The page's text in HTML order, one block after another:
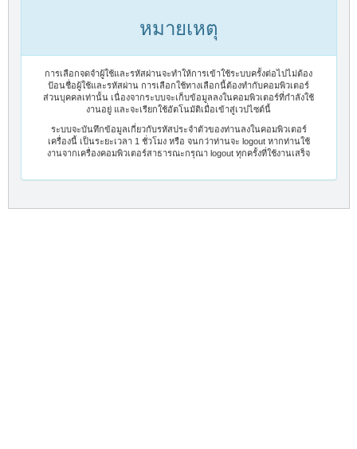
หมายเหตุ
การเลือกจดจำผู้ใช้และรหัสผ่านจะทำให้การเข้าใช้ระบบครั้งต่อไปไม่ต้อง
ป้อนชื่อผู้ใช้และรหัสผ่าน การเลือกใช้ทางเลือกนี้ต้องทำกับคอมพิวเตอร์
ส่วนบุคคลเท่านั้น เนื่องจากระบบจะเก็บข้อมูลลงในคอมพิวเตอร์ที่กำลังใช้
งานอยู่ และจะเรียกใช้อัตโนมัติเมื่อเข้าสู่เวปไซต์นี้
ระบบจะบันทึกข้อมูลเกี่ยวกับรหัสประจำตัวของท่านลงในคอมพิวเตอร์
เครื่องนี้ เป็นระยะเวลา 1 ชั่วโมง หรือ จนกว่าท่านจะ logout หากท่านใช้
งานจากเครื่องคอมพิวเตอร์สาธารณะกรุณา logout ทุกครั้งที่ใช้งานเสร็จ